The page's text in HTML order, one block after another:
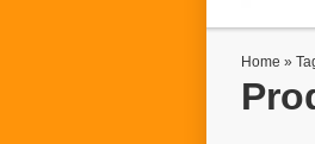
Home »